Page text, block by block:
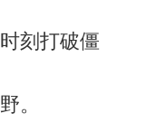
刻打破僵
。